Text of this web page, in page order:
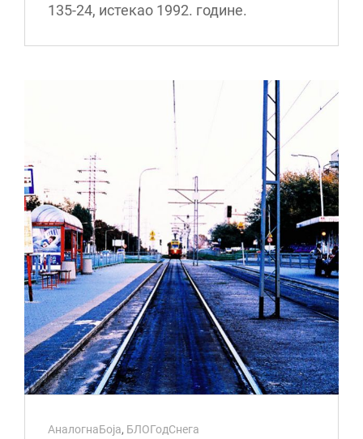
135-24, истекао 1992. године.
Cat
АналогнаБоја, БЛОГодСнега